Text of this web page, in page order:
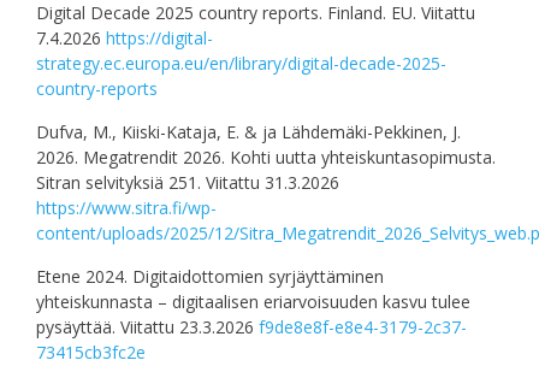
Digital Decade 2025 country reports. Finland. EU. Viitattu
7.4.2026 https://digital-
strategy.ec.europa.eu/en/library/digital-decade-2025-
country-reports
Dufva, M., Kiiski-Kataja, E. & ja Lähdemäki-Pekkinen, J.
2026. Megatrendit 2026. Kohti uutta yhteiskuntasopimusta.
Sitran selvityksiä 251. Viitattu 31.3.2026
https://www.sitra.fi/wp-
content/uploads/2025/12/
Etene 2024. Digitaidottomien syrjäyttäminen
yhteiskunnasta – digitaalisen eriarvoisuuden kasvu tulee
pysäyttää. Viitattu 23.3.2026 f9de8e8f-e8e4-3179-2c37-
73415cb3fc2e